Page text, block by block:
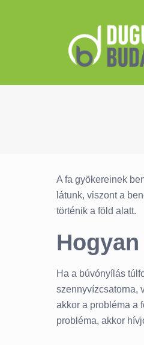
A fa gyökereinek
látunk, viszont a
történik a föld alatt.
Ha a búvónyílás
szennyvízcsatorna,
akkor a probléma a
probléma, akkor